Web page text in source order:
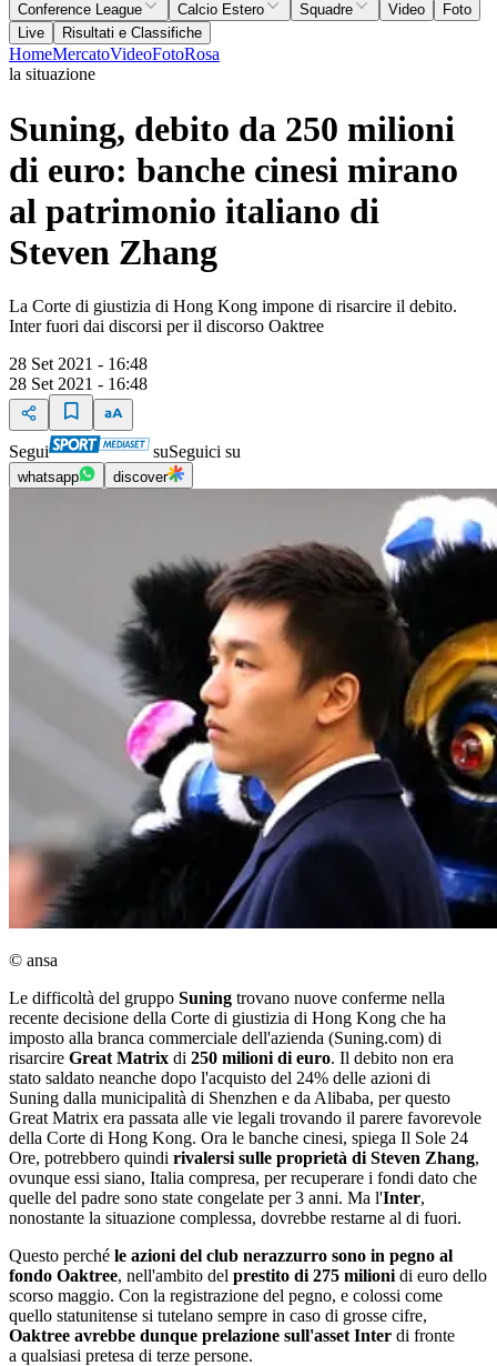
Conference League
Calcio Estero Squadre Video
Foto
Live
Risultati e Classifiche
HomeMercatoVideoFotoRosa
la situazione
Suning, debito da 250 milioni
di euro: banche cinesi mirano
al patrimonio italiano di
Steven Zhang
La Corte di giustizia di Hong Kong impone di risarcire il debito.
Inter fuori dai discorsi per il discorso Oaktree
28 Set 2021 - 16:48
28 Set 2021 - 16:48
Segui suSeguici su
whatsapp discover
© ansa
Le difficoltà del gruppo Suning trovano nuove conferme nella
recente decisione della Corte di giustizia di Hong Kong che ha
imposto alla branca commerciale dell'azienda (Suning.com) di
risarcire Great Matrix di 250 milioni di euro. Il debito non era
stato saldato neanche dopo l'acquisto del 24% delle azioni di
Suning dalla municipalità di Shenzhen e da Alibaba, per questo
Great Matrix era passata alle vie legali trovando il parere favorevole
della Corte di Hong Kong. Ora le banche cinesi, spiega Il Sole 24
Ore, potrebbero quindi rivalersi sulle proprietà di Steven Zhang,
ovunque essi siano, Italia compresa, per recuperare i fondi dato che
quelle del padre sono state congelate per 3 anni. Ma l'Inter,
nonostante la situazione complessa, dovrebbe restarne al di fuori.
Questo perché le azioni del club nerazzurro sono in pegno al
fondo Oaktree, nell'ambito del prestito di 275 milioni di euro dello
scorso maggio. Con la registrazione del pegno, e colossi come
quello statunitense si tutelano sempre in caso di grosse cifre,
Oaktree avrebbe dunque prelazione sull'asset Inter di fronte
a qualsiasi pretesa di terze persone.